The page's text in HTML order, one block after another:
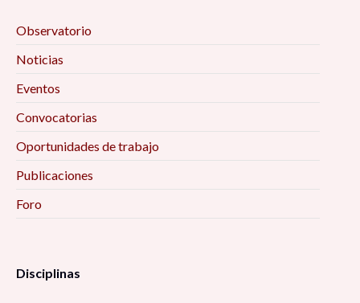
Observatorio
Noticias
Eventos
Convocatorias
Oportunidades de trabajo
Publicaciones
Foro
Disciplinas